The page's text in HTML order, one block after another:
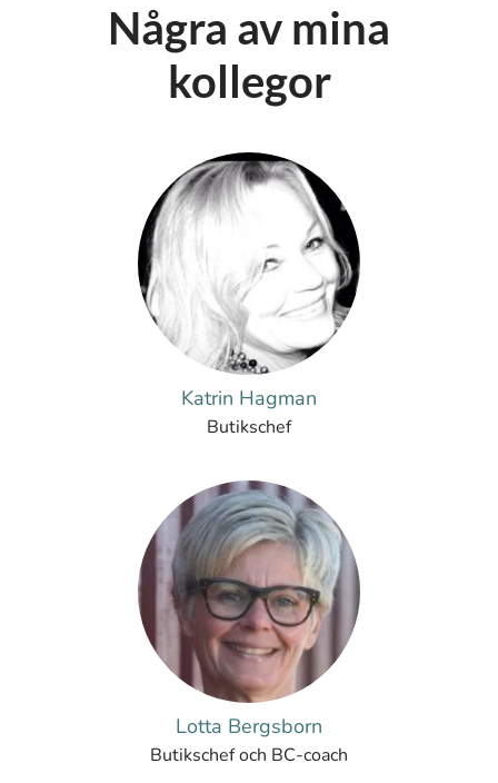
Några av mina
kollegor
Katrin Hagman
Butikschef
Lotta Bergsborn
Butikschef och BC-coach